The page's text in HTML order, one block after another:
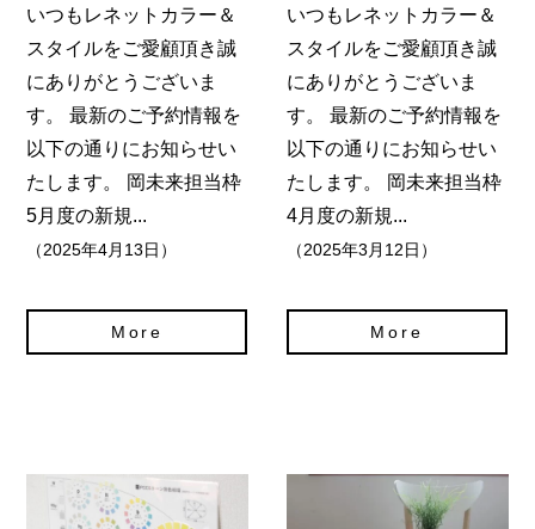
いつもレネットカラー＆
スタイルをご愛顧頂き誠
にありがとうございま
す。 最新のご予約情報を
以下の通りにお知らせい
たします。 岡未来担当枠
5月度の新規...
（2025年4月13日）
More
いつもレネットカラー＆
スタイルをご愛顧頂き誠
にありがとうございま
す。 最新のご予約情報を
以下の通りにお知らせい
たします。 岡未来担当枠
4月度の新規...
（2025年3月12日）
More